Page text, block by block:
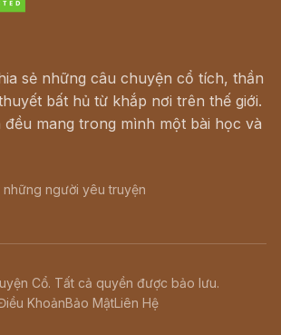
sẻ những câu chuyện cổ tích, thần
bất hủ từ khắp nơi trên thế giới.
mang trong mình một bài học và
những người yêu truyện
Cổ. Tất cả quyền được bảo lưu.
KhoảnBảo MậtLiên Hệ